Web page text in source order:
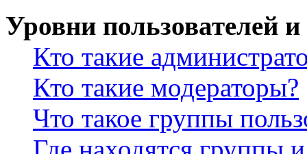
Уровни пользователей
Кто такие
Кто такие модераторы?
Что такое группы